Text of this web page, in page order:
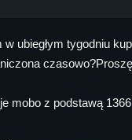
w ubiegłym tygodniu
mobo z podstawą